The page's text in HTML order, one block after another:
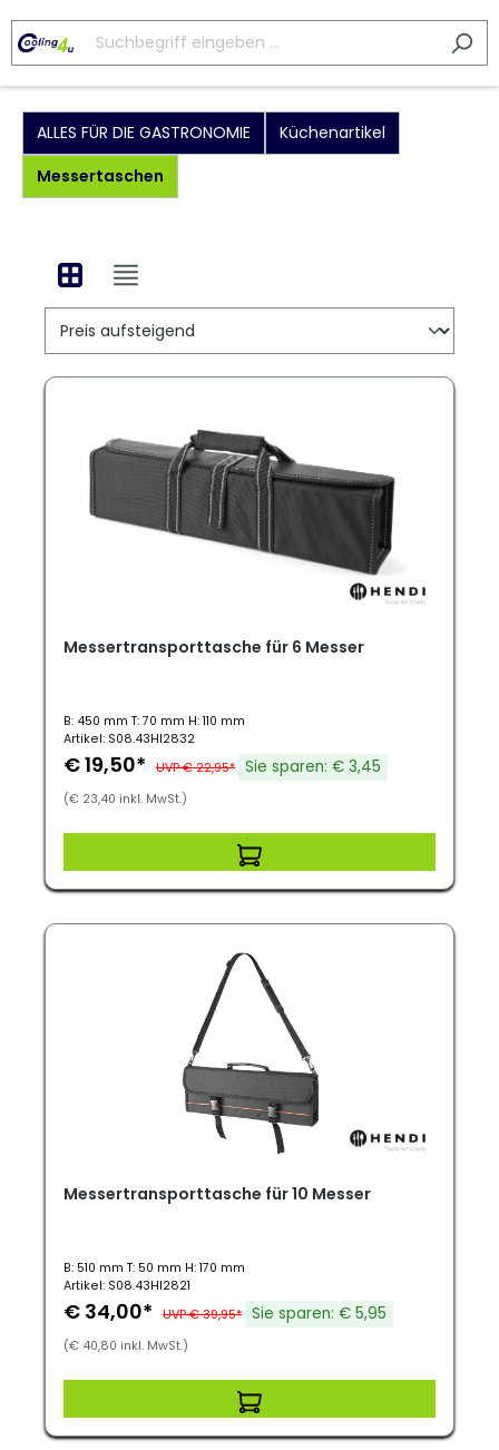
ALLES FÜR DIE GASTRONOMIE
Küchenartikel
Messertaschen
Messertransporttasche für 6 Messer
B: 450 mm T: 70 mm H: 110 mm
Artikel: S08.43HI2832
€ 19,50* UVP € 22,95* Sie sparen: € 3,45
(€ 23,40 inkl. MwSt.)
Messertransporttasche für 10 Messer
B: 510 mm T: 50 mm H: 170 mm
Artikel: S08.43HI2821
€ 34,00* UVP € 39,95* Sie sparen: € 5,95
(€ 40,80 inkl. MwSt.)